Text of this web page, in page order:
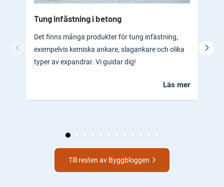
Tung infästning i betong
Det finns många produkter för tung infästning,
exempelvis kemiska ankare, slagankare och olika
typer av expandrar. Vi guidar dig!
Läs mer
Till resten av Byggbloggen